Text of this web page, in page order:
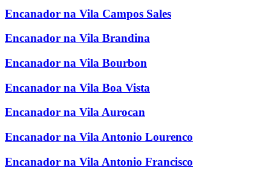
Encanador na Vila Campos Sales
Encanador na Vila Brandina
Encanador na Vila Bourbon
Encanador na Vila Boa Vista
Encanador na Vila Aurocan
Encanador na Vila Antonio Lourenco
Encanador na Vila Antonio Francisco